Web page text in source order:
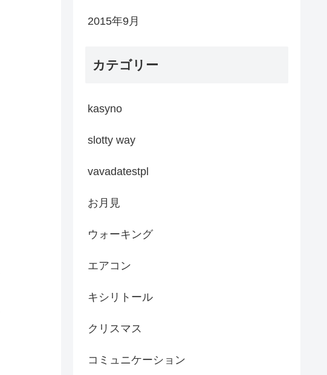
2015年9月
カテゴリー
kasyno
slotty way
vavadatestpl
お月見
ウォーキング
エアコン
キシリトール
クリスマス
コミュニケーション